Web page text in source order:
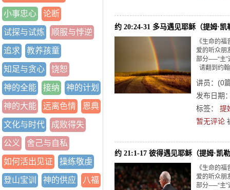
小事忠心 论断
试探与试炼 顺服与悖逆
追求 教养孩童
知足与贪心 饶恕
神的全能 接纳 神的计划
神的大能 远离色情 恩典
文化与时代 成败得失
公义 舍己与自私
如何活出见证 操练敬虔
登山宝训 神的供应 八福
约 20:24-31 多马遇见耶稣（提姆·凯
《生命的
爱的听众朋
部分──“主”
请翻到约
讲员： (0
发布日期
标签： 提
暂无评论
约 21:1-17 彼得遇见耶稣（提姆·凯
《生命的
爱的听众朋
部分──“主”